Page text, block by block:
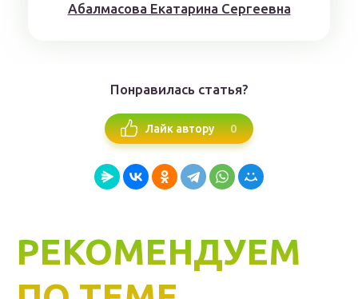
Aбaлмaсoвa Eкaтaринa Ceргeeвнa
Понравилась статья?
Лайк автору 0
РЕКОМЕНДУЕМ